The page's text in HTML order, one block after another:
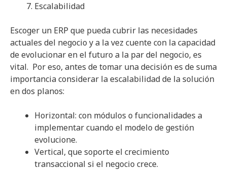
Escalabilidad
Escoger un ERP que pueda cubrir las necesidades
actuales del negocio y a la vez cuente con la capacidad
de evolucionar en el futuro a la par del negocio, es
vital. Por eso, antes de tomar una decisión es de suma
importancia considerar la escalabilidad de la solución
en dos planos:
Horizontal: con módulos o funcionalidades a
implementar cuando el modelo de gestión
evolucione.
Vertical, que soporte el crecimiento
transaccional si el negocio crece.